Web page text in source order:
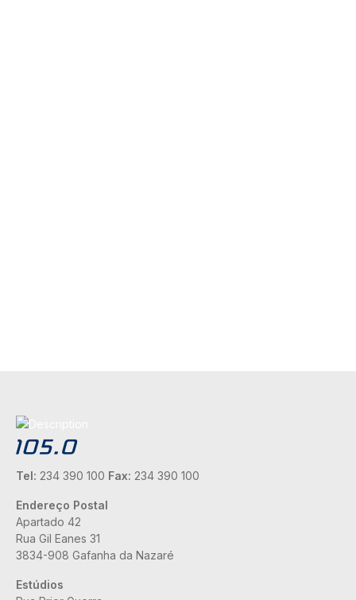
Tel: 234 390 100 Fax: 234 390 100
Endereço Postal
Apartado 42
Rua Gil Eanes 31
3834-908 Gafanha da Nazaré
Estúdios